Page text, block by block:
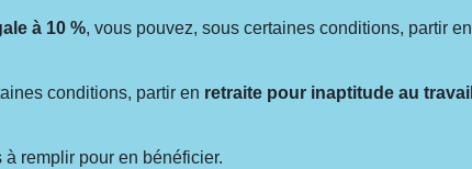
à 10 %, vous pouvez, sous certaines conditions, partir en
conditions, partir en retraite pour inaptitude au travail
remplir pour en bénéficier.